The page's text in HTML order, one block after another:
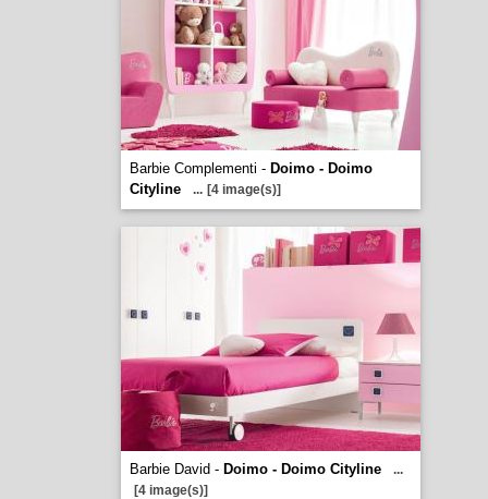
Barbie Complementi - Doimo - Doimo
Cityline
... [4 image(s)]
Barbie David - Doimo - Doimo Cityline
...
[4 image(s)]